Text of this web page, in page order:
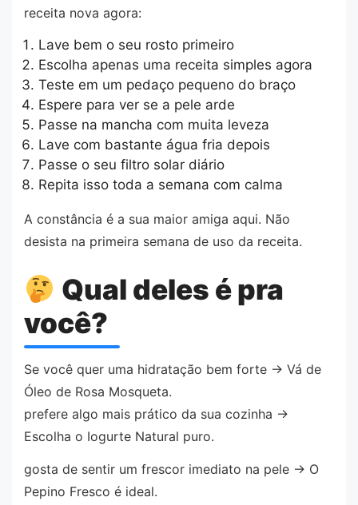
receita nova agora:
Lave bem o seu rosto primeiro
Escolha apenas uma receita simples agora
Teste em um pedaço pequeno do braço
Espere para ver se a pele arde
Passe na mancha com muita leveza
Lave com bastante água fria depois
Passe o seu filtro solar diário
Repita isso toda a semana com calma
A constância é a sua maior amiga aqui. Não
desista na primeira semana de uso da receita.
Qual deles é pra
você?
Se você quer uma hidratação bem forte → Vá de
Óleo de Rosa Mosqueta.
prefere algo mais prático da sua cozinha →
Escolha o Iogurte Natural puro.
gosta de sentir um frescor imediato na pele → O
Pepino Fresco é ideal.